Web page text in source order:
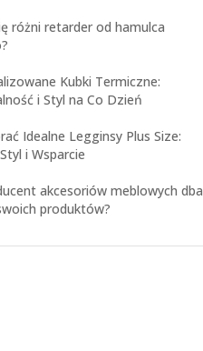
różni retarder od hamulca
Kubki Termiczne:
i Styl na Co Dzień
Idealne Legginsy Plus Size:
i Wsparcie
akcesoriów meblowych dba
produktów?